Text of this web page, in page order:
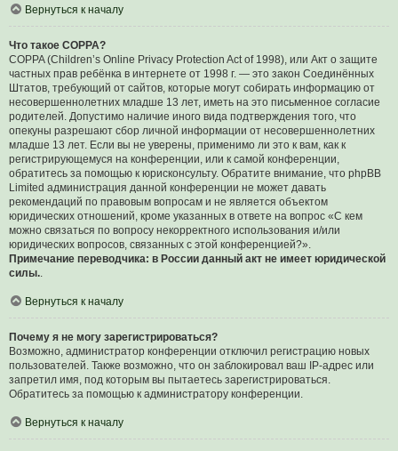
Вернуться к началу
Что такое COPPA?
COPPA (Children’s Online Privacy Protection Act of 1998), или Акт о защите
частных прав ребёнка в интернете от 1998 г. — это закон Соединённых
Штатов, требующий от сайтов, которые могут собирать информацию от
несовершеннолетних младше 13 лет, иметь на это письменное согласие
родителей. Допустимо наличие иного вида подтверждения того, что
опекуны разрешают сбор личной информации от несовершеннолетних
младше 13 лет. Если вы не уверены, применимо ли это к вам, как к
регистрирующемуся на конференции, или к самой конференции,
обратитесь за помощью к юрисконсульту. Обратите внимание, что phpBB
Limited администрация данной конференции не может давать
рекомендаций по правовым вопросам и не является объектом
юридических отношений, кроме указанных в ответе на вопрос «С кем
можно связаться по вопросу некорректного использования и/или
юридических вопросов, связанных с этой конференцией?».
Примечание переводчика: в России данный акт не имеет юридической
силы..
Вернуться к началу
Почему я не могу зарегистрироваться?
Возможно, администратор конференции отключил регистрацию новых
пользователей. Также возможно, что он заблокировал ваш IP-адрес или
запретил имя, под которым вы пытаетесь зарегистрироваться.
Обратитесь за помощью к администратору конференции.
Вернуться к началу